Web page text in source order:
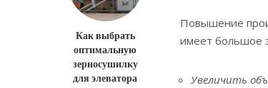
Как выбрать
оптимальную
зерносушилку
для элеватора
Повышение
имеет большое
Увеличить